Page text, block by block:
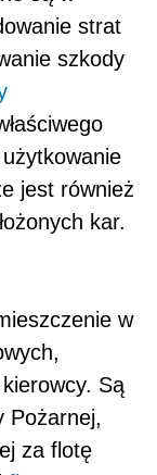
strat
szkody
jest również
kar.
w
Są
Pożarnej,
za flotę